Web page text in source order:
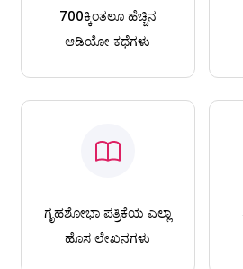
700ಕ್ಕಿಂತಲೂ ಹೆಚ್ಚಿನ
ಆಡಿಯೋ ಕಥೆಗಳು
ಗೃಹಶೋಭಾ ಪತ್ರಿಕೆಯ ಎಲ್ಲಾ
ಹೊಸ ಲೇಖನಗಳು